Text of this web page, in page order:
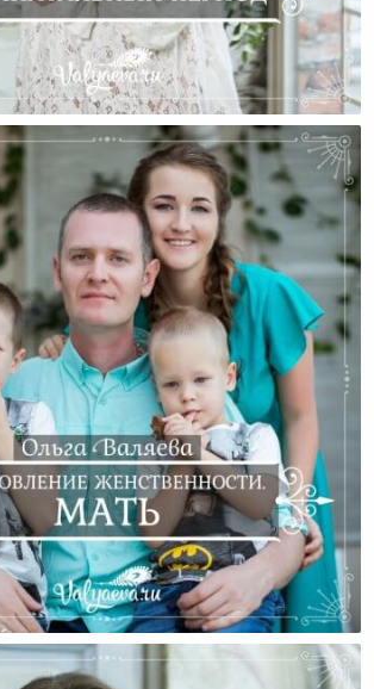
Женственности. Перинатальный
Период.
Женственности. Мать.